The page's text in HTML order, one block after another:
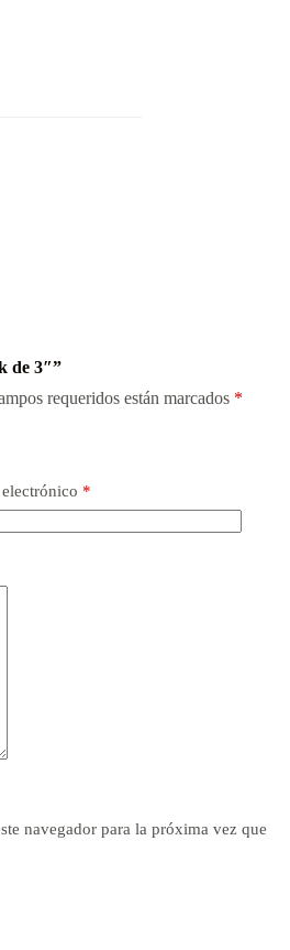
de 3″”
requeridos están marcados *
*
navegador para la próxima vez que